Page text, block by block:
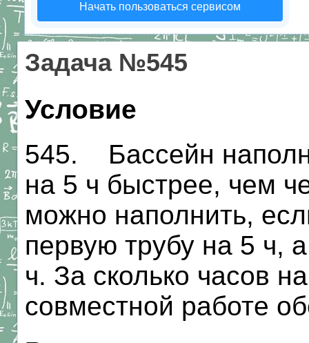
Начать пользоваться сервисом
Задача №545
Условие
545. Бассейн
на 5 ч быстрее, чем
можно наполнить,
первую трубу на 5 ч,
ч. За сколько часов
совместной работе